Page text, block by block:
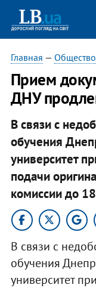
Главная — Общество
Прием
ДНУ
В связи с
обучения
университет
подачи
комиссии до
В связи с
обучения
университет